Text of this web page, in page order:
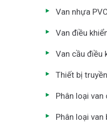
Van nhựa
Van điều
Van cầu điều
Thiết bị
Phân loại van
Phân loại van